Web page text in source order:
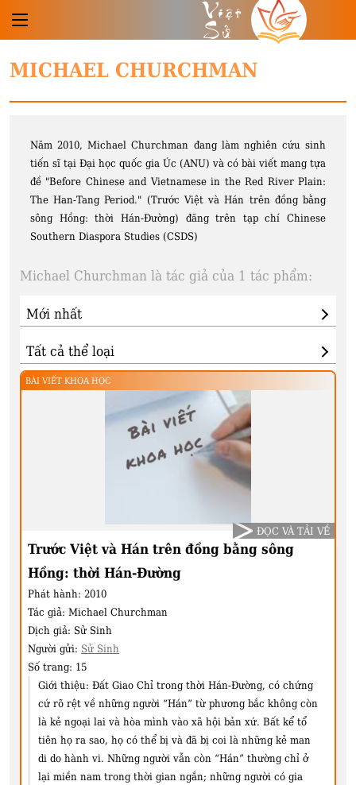
Việt
Sử
MICHAEL CHURCHMAN
Năm 2010, Michael Churchman đang làm nghiên cứu sinh
tiến sĩ tại Đại học quốc gia Úc (ANU) và có bài viết mang tựa
đề "Before Chinese and Vietnamese in the Red River Plain:
The Han-Tang Period." (Trước Việt và Hán trên đồng bằng
sông Hồng: thời Hán-Đường) đăng trên tạp chí Chinese
Southern Diaspora Studies (CSDS)
Michael Churchman là tác giả của 1 tác phẩm:
BÀI VIẾT KHOA HỌC
Trước Việt và Hán trên đồng bằng sông
Hồng: thời Hán-Đường
Phát hành: 2010
Tác giả: Michael Churchman
Dịch giả: Sử Sinh
Người gửi: Sử Sinh
Số trang: 15
Giới thiệu: Đất Giao Chỉ trong thời Hán-Đường, có chứng
cứ rõ rệt về những người “Hán” từ phương bắc không còn
là kẻ ngoại lai và hòa mình vào xã hội bản xứ. Bất kể tổ
tiên họ ra sao, họ có thể bị và đã bị coi là những kẻ man
di do hành vi. Những người vẫn còn “Hán” thường chỉ ở
lại miền nam trong thời gian ngắn; những người có gia
ĐỌC VÀ TẢI VỀ